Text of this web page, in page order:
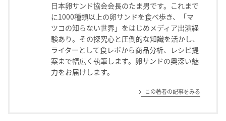
日本卵サンド協会会長のたま男です。これまで
に1000種類以上の卵サンドを食べ歩き、「マ
ツコの知らない世界」をはじめメディア出演経
験あり。その探究心と圧倒的な知識を活かし、
ライターとして食レポから商品分析、レシピ提
案まで幅広く執筆します。卵サンドの奥深い魅
力をお届けします。
この著者の記事をみる